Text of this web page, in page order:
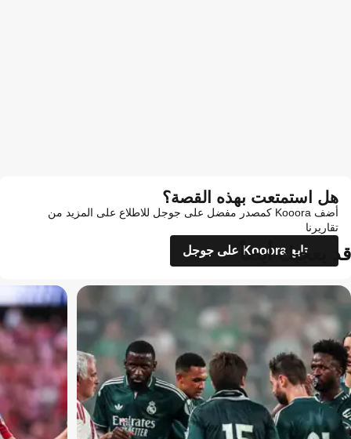
هل استمتعت بهذه القصة؟
أضف Kooora كمصدر مفضل على جوجل للاطلاع على المزيد من
تقاريرنا
تابع Kooora على جوجل
قد يعجبك أيضاً